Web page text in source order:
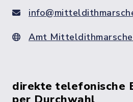
Amt
direkte telefonische